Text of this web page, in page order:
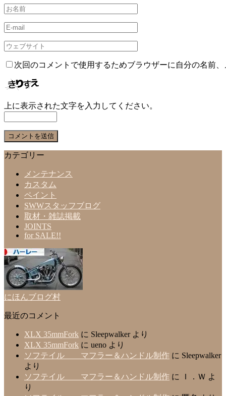
次回のコメントで使用するためブラウザーに自分の名前
上に表示された文字を入力してください。
カテゴリー
メンテナンス
カスタム
ペイント
SWWスタッフブログ
取材・雑誌掲載
JOINTS
for SALE!!
にほんブログ村
最近のコメント
XLX 35mmFork に Sleepwalkerより
XLX 35mmFork に ueno より
ソフテイル マフラー＆ハンドル制作 に Sleepwalker
より
ソフテイル マフラー＆ハンドル制作 に Ｉ．Ｗ よ
り